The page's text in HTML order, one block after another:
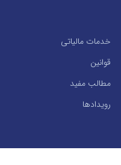
خدمات مالیاتی
قوانین
مطالب مفید
رویدادها